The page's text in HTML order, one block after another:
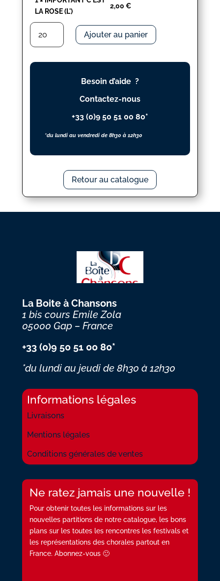
LA ROSE (L')
2,00 €
quantité
IMPORTANT
C'EST
Ajouter au panier
Besoin d’aide ?
Contactez-nous
+33 (0)9 50 51 00 80*
*du lundi au vendredi de 8h30 à 12h30
Retour au catalogue
La Boite à Chansons
1 bis cours Emile Zola
05000 Gap – France
+33 (0)9 50 51 00 80*
*du lundi au jeudi de 8h30 à 12h30
Informations légales
Livraisons
Mentions légales
Conditions générales de ventes
Ne ratez jamais une nouvelle !
Pour obtenir toutes les informations sur les
nouvelles partitions de notre catalogue, les bons
plans sur les toutes les rencontres les festivals et
les représentations des chorales partout en
France. Abonnez-vous 🙂